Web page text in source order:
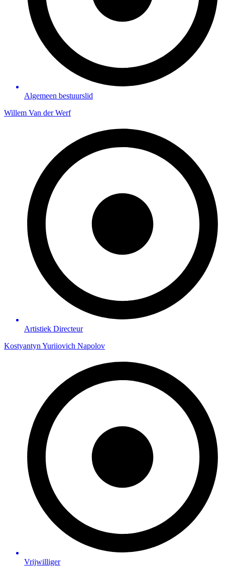
Algemeen bestuurslid
Willem Van der Werf
Artistiek Directeur
Kostyantyn Yuriiovich Napolov
Vrijwilliger